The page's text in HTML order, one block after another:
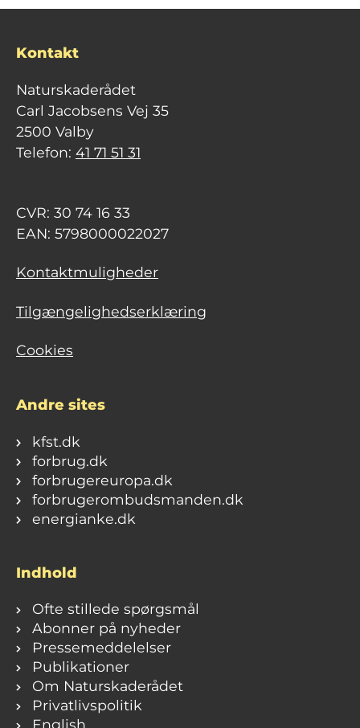
Kontakt
Naturskaderådet
Carl Jacobsens Vej 35
2500 Valby
Telefon: 41 71 51 31
CVR: 30 74 16 33
EAN: 5798000022027
Kontaktmuligheder
Tilgængelighedserklæring
Cookies
Andre sites
kfst.dk
forbrug.dk
forbrugereuropa.dk
forbrugerombudsmanden.dk
energianke.dk
Indhold
Ofte stillede spørgsmål
Abonner på nyheder
Pressemeddelelser
Publikationer
Om Naturskaderådet
Privatlivspolitik
English